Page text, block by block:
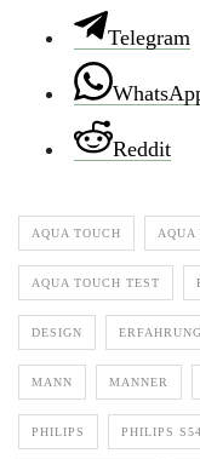
Telegram
Reddit
AQUA TOUCH AQUA
AQUA TOUCH TEST
DESIGN
MANN MANNER
PHILIPS PHILIPS